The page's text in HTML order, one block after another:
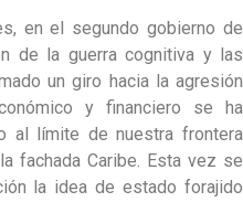
en el segundo gobierno de
de la guerra cognitiva y las
un giro hacia la agresión
y financiero se ha
al límite de nuestra frontera
fachada Caribe. Esta vez se
la idea de estado forajido